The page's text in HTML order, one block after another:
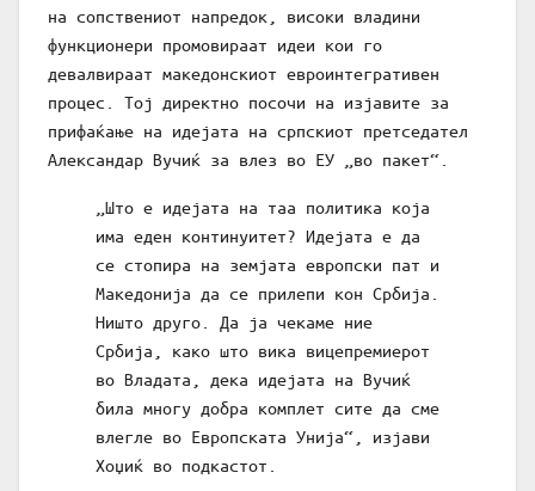
на сопствениот напредок, високи владини
функционери промовираат идеи кои го
девалвираат македонскиот евроинтегративен
процес. Тој директно посочи на изјавите за
прифаќање на идејата на српскиот претседател
Александар Вучиќ за влез во ЕУ „во пакет“.
„Што е идејата на таа политика која
има еден континуитет? Идејата е да
се стопира на земјата европски пат и
Македонија да се прилепи кон Србија.
Ништо друго. Да ја чекаме ние
Србија, како што вика вицепремиерот
во Владата, дека идејата на Вучиќ
била многу добра комплет сите да сме
влегле во Европската Унија“, изјави
Хоџиќ во подкастот.